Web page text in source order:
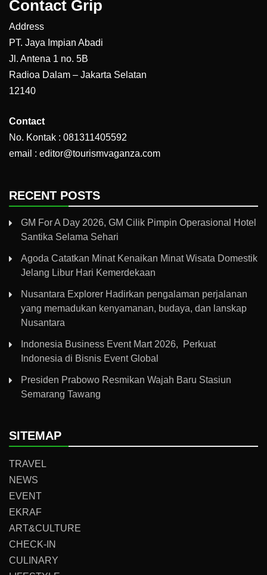
Contact Grip
Address
PT. Jaya Impian Abadi
Jl. Antena 1 no. 5B
Radioa Dalam – Jakarta Selatan
12140
Contact
No. Kontak : 081311405592
email : editor@tourismvaganza.com
RECENT POSTS
GM For A Day 2026, GM Cilik Pimpin Operasional Hotel
Santika Selama Sehari
Agoda Catatkan Minat Kenaikan Minat Wisata Domestik
Jelang Libur Hari Kemerdekaan
Nusantara Explorer Hadirkan pengalaman perjalanan
yang memadukan kenyamanan, budaya, dan lanskap
Nusantara
Indonesia Business Event Mart 2026, Perkuat
Indonesia di Bisnis Event Global
Presiden Prabowo Resmikan Wajah Baru Stasiun
Semarang Tawang
SITEMAP
TRAVEL
NEWS
EVENT
EKRAF
ART&CULTURE
CHECK-IN
CULINARY